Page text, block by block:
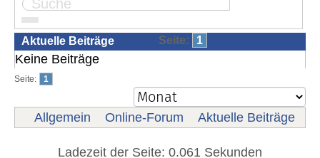
Seite: 1
Aktuelle Beiträge
Keine Beiträge
Seite: 1
Allgemein Online-Forum Aktuelle Beiträge
Ladezeit der Seite: 0.061 Sekunden